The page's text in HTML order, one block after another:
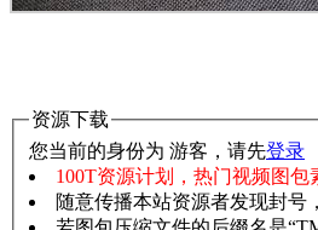
资源下载
您当前的身份为 游客，请先登录
100T资源计划，热门视频图包
随意传播本站资源者发现封号